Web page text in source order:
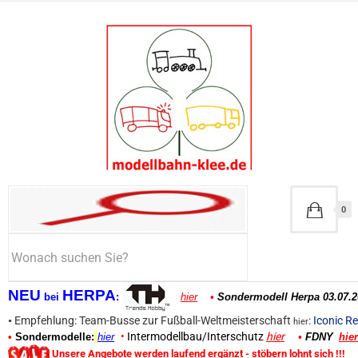
NEU bei HERPA: hier • Sondermodell Herpa
• Empfehlung: Team-Busse zur Fußball-Weltmeisterschaft hier: Iconic
• Sondermodelle: hier • Intermodellbau/Interschutz hier • FDNY hier
Unsere Angebote werden laufend ergänzt - stöbern lohnt sich !!!
0